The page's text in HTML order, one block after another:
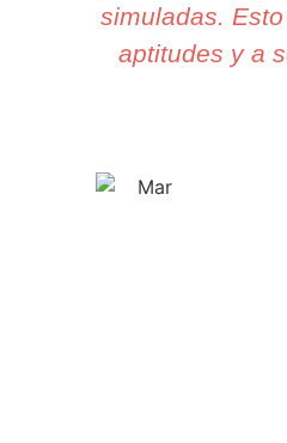
simuladas.
aptitudes y a